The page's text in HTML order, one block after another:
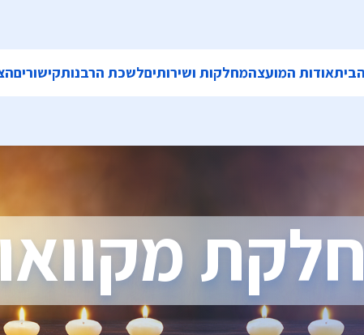
אודות המועצהמחלקות ושירותיםלשכת הרבנותקישורים